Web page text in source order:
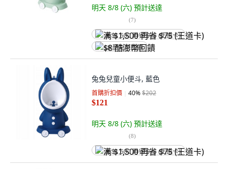
明天 8/8 (六) 預計送達
(7)
满 $1,500 再省 $75 (王道卡)
$8 酷澎幣回饋
兔兔兒童小便斗, 藍色
首購折扣價 40%$202
$121
明天 8/8 (六) 預計送達
(8)
满 $1,500 再省 $75 (王道卡)